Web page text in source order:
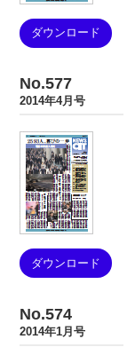
ダウンロード
No.577
2014年4月号
ダウンロード
No.574
2014年1月号